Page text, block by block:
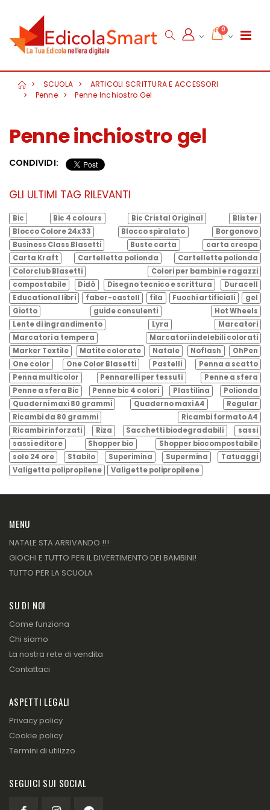
0
SCUOLA
ARTICOLI SCRITTURA E ACCESSORI
Penne
Penne Inchiostro Gel
Penne inchiostro gel
CONDIVIDI:
GLI ULTIMI TAG RILEVANTI
Bic Bic 4 colours Bic Cristal Original
Blister
Blocco Colore 24x33
Blocco spiralato
Borgonovo
Business Class Blasetti
Buste carta
carta crespa
Carta Kraft
Cartelletta polionda
Cartellette polionda
Colorclub Blasetti
Colori per bambini e ragazzi
compostabile
Didò Disegno tecnico e scrittura
Duracell
Educational libri
faber-castell fila Fuochi artificiali
gel
Giotto
guide consulenti
Hot Wheels
Lente di ingrandimento
Lyra
Marcatori
Marcatori a tempera
Marcatori indelebili colorati
Marker Textile
Matite colorate Natale Noflash
OhPen
One color
One Color Blasetti Pastelli
Penna a scatto
Penna multicolor
Pennarelli per tessuti
Penne a sfera
Penne a sfera Bic
Penne bic 4 colori Plastilina
Polionda
Quaderni maxi 80 grammi
Quaderno maxi A4
Regular
Ricambi da 80 grammi
Ricambi formato A4
Ricambi rinforzati
Riza Sacchetti biodegradabili
sassi
sassi editore
Shopper bio
Shopper biocompostabile
sole 24 ore
Stabilo Superimina Supermina
Tatuaggi
Valigetta polipropilene
Valigette polipropilene
MENU
NATALE STA ARRIVANDO !!!
GIOCHI E TUTTO PER IL DIVERTIMENTO DEI BAMBINI!
TUTTO PER LA SCUOLA
SU DI NOI
Come funziona
Chi siamo
La nostra rete di vendita
Contattaci
ASPETTI LEGALI
Privacy policy
Cookie policy
Termini di utilizzo
SEGUICI SUI SOCIAL